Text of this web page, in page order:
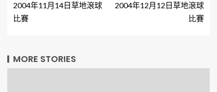
2004年11月14日草地滾球
比賽
2004年12月12日草地滾球
比賽
MORE STORIES